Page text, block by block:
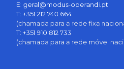
E: geral@modus-operandi.pt
T: +351 212 740 664
(chamada para a rede fixa
T: +351 910 812 733
(chamada para a rede móvel